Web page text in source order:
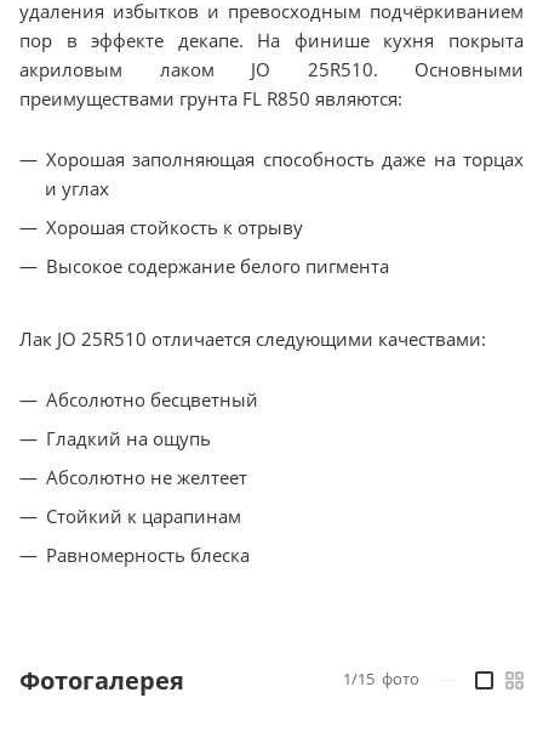
удаления избытков и превосходным подчёркиванием
пор в эффекте декапе. На финише кухня покрыта
акриловым лаком JO 25R510. Основными
преимуществами грунта FL R850 являются:
Хорошая заполняющая способность даже на торцах
и углах
Хорошая стойкость к отрыву
Высокое содержание белого пигмента
Лак JO 25R510 отличается следующими качествами:
Абсолютно бесцветный
Гладкий на ощупь
Абсолютно не желтеет
Стойкий к царапинам
Равномерность блеска
Фотогалерея 1/15 фото